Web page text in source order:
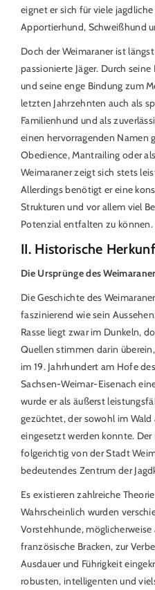
eignet er sich für viele
Apportierhund, Schweißhund
Doch der Weimaraner ist
passionierte Jäger. Durch
und seine enge Bindung zum
letzten Jahrzehnten auch als
Familienhund und als
einen hervorragenden Namen
Obedience, Mantrailing oder
Weimaraner zeigt sich stets
Allerdings benötigt er eine
Strukturen und vor allem viel
Potenzial entfalten zu können.
II. Historische
Die Ursprünge des
Die Geschichte des
faszinierend wie sein
Rasse liegt zwar im Dunkeln,
Quellen stimmen darin
im 19. Jahrhundert am Hofe
Sachsen-Weimar-Eisenach
wurde er als äußerst
gezüchtet, der sowohl im Wald
eingesetzt werden konnte. Der
folgerichtig von der Stadt
bedeutendes Zentrum der
Es existieren zahlreiche
Wahrscheinlich wurden
Vorstehhunde,
französische Bracken, zur
Ausdauer und Führigkeit
robusten, intelligenten und